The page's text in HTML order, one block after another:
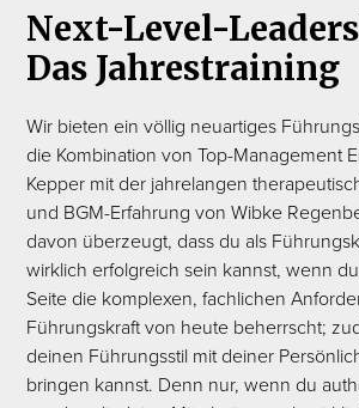
Next-Level-
Das Jahrestraining
Wir bieten ein völlig neuartiges
die Kombination von Top-Management
Kepper mit der jahrelangen
und BGM-Erfahrung von Wibke
davon überzeugt, dass du als
wirklich erfolgreich sein kannst, wenn
Seite die komplexen, fachlichen
Führungskraft von heute beherrscht;
deinen Führungsstil mit deiner
bringen kannst. Denn nur, wenn du